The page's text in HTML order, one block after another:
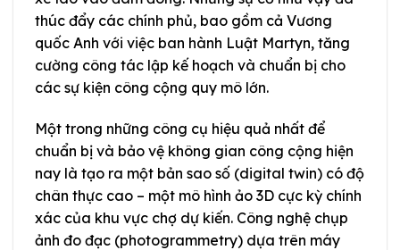
thúc đẩy các chính phủ, bao gồm cả Vương
quốc Anh với việc ban hành Luật Martyn, tăng
cường công tác lập kế hoạch và chuẩn bị cho
các sự kiện công cộng quy mô lớn.
Một trong những công cụ hiệu quả nhất để
chuẩn bị và bảo vệ không gian công cộng hiện
nay là tạo ra một bản sao số (digital twin) có độ
chân thực cao – một mô hình ảo 3D cực kỳ chính
xác của khu vực chợ dự kiến. Công nghệ chụp
ảnh đo đạc (photogrammetry) dựa trên máy